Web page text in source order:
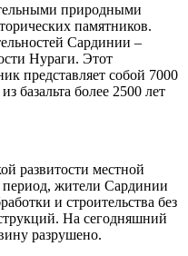
природными
памятников.
Сардинии –
Нураги. Этот
представляет собой 7000
базальта более 2500 лет
развитости местной
жители Сардинии
и строительства без
На сегодняшний
разрушено.